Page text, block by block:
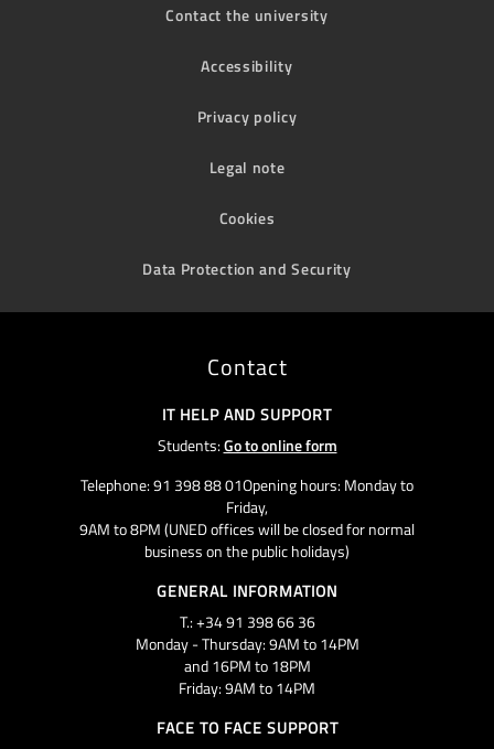
Contact the university
Accessibility
Privacy policy
Legal note
Cookies
Data Protection and Security
Contact
IT HELP AND SUPPORT
Students:Go to online form
Telephone: 91 398 88 01Opening hours: Monday to
Friday,
9AM to 8PM (UNED offices will be closed for normal
business on the public holidays)
GENERAL INFORMATION
T.: +34 91 398 66 36
Monday - Thursday: 9AM to 14PM
and 16PM to 18PM
Friday: 9AM to 14PM
FACE TO FACE SUPPORT